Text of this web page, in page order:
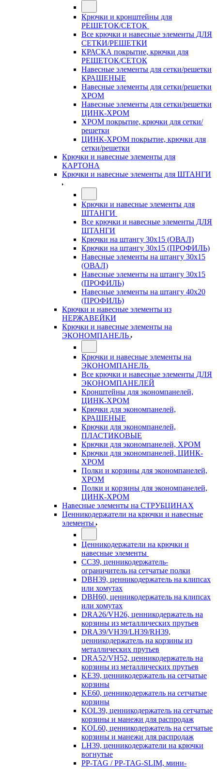
Крючки и кронштейны для
РЕШЕТОК/СЕТОК
Все крючки и навесные элементы ДЛЯ
СЕТКИ/РЕШЕТКИ
КРАСКА покрытие, крючки для
РЕШЕТОК/СЕТОК
Навесные элементы для сетки/решетки
КРАШЕНЫЕ
Навесные элементы для сетки/решетки
ХРОМ
Навесные элементы для сетки/решетки
ЦИНК-ХРОМ
ХРОМ покрытие, крючки для сетки/
решетки
ЦИНК-ХРОМ покрытие, крючки для
сетки/решетки
Крючки и навесные элементы для
КАРТОНА
Крючки и навесные элементы для ШТАНГИ
Крючки и навесные элементы для
ШТАНГИ
Все крючки и навесные элементы ДЛЯ
ШТАНГИ
Крючки на штангу 30х15 (ОВАЛ)
Крючки на штангу 30х15 (ПРОФИЛЬ)
Навесные элементы на штангу 30х15
(ОВАЛ)
Навесные элементы на штангу 30х15
(ПРОФИЛЬ)
Навесные элементы на штангу 40х20
(ПРОФИЛЬ)
Крючки и навесные элементы из
НЕРЖАВЕЙКИ
Крючки и навесные элементы на
ЭКОНОМПАНЕЛЬ
Крючки и навесные элементы на
ЭКОНОМПАНЕЛЬ
Все крючки и навесные элементы ДЛЯ
ЭКОНОМПАНЕЛЕЙ
Кронштейны для экономпанелей,
ЦИНК-ХРОМ
Крючки для экономпанелей,
КРАШЕНЫЕ
Крючки для экономпанелей,
ПЛАСТИКОВЫЕ
Крючки для экономпанелей, ХРОМ
Крючки для экономпанелей, ЦИНК-
ХРОМ
Полки и корзины для экономпанелей,
ХРОМ
Полки и корзины для экономпанелей,
ЦИНК-ХРОМ
Навесные элементы на СТРУБЦИНАХ
Ценникодержатели на крючки и навесные
элементы
Ценникодержатели на крючки и
навесные элементы
CC39, ценникодержатель-
ограничитель на сетчатые полки
DBH39, ценникодержатель на клипсах
или хомутах
DBH60, ценникодержатель на клипсах
или хомутах
DRA26/VH26, ценникодержатель на
корзины из металлических прутьев
DRA39/VH39/LH39/RH39,
ценникодержатель на корзины из
металлических прутьев
DRA52/VH52, ценникодержатель на
корзины из металлических прутьев
KE39, ценникодержатель на сетчатые
корзины
KE60, ценникодержатель на сетчатые
корзины
KOL39, ценникодержатель на сетчатые
корзины и манежи для распродаж
KOL60, ценникодержатель на сетчатые
корзины и манежи для распродаж
LH39, ценникодержатели на крючки
вогнутые
PP-TAG / PP-TAG-SLIM, мини-